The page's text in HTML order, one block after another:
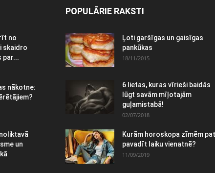
no
skaidro
par...
nākotne:
un
POPULĀRIE RAKSTI
Ļoti garšīgas un gaisīgas
pankūkas
18/11/2015
6 lietas, kuras vīrieši baidās
lūgt savām mīļotajām
guļamistabā!
02/07/2018
Kurām horoskopa zīmēm
pavadīt laiku vienatnē?
11/09/2019